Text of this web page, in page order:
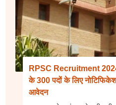
RPSC Recruitment
के 300 पदों के लिए
आवेदन